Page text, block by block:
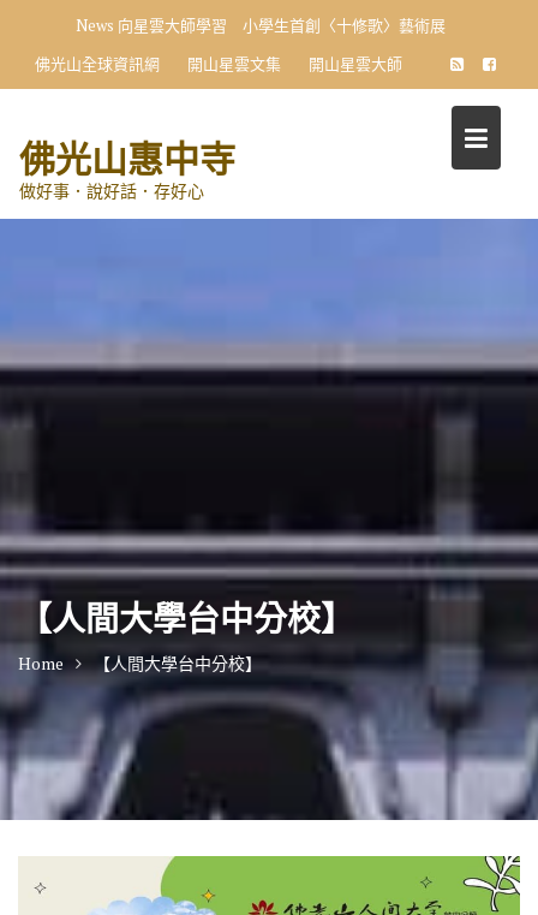
content
News 向星雲大師學習 小學生首創〈十修歌〉藝術展
佛光山全球資訊網
開山星雲文集 開山星雲大師
佛光山惠中寺
做好事．說好話．存好心
【人間大學台中分校】
Home 【人間大學台中分校】